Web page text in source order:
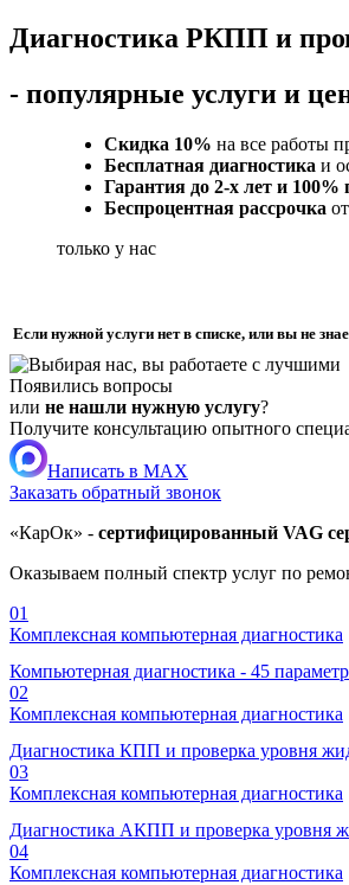
Диагностика РКПП и
- популярные услуги и
Скидка 10% на все работы
Бесплатная диагностика и
Гарантия до 2-х лет и 100%
Беспроцентная рассрочка
только у нас
Если нужной услуги нет в списке, или вы не
Появились вопросы
или не нашли нужную услугу?
Получите консультацию опытного
Написать в MAX
Заказать обратный звонок
«КарОк» - сертифицированный VAG
Оказываем полный спектр услуг по
01
Комплексная компьютерная диагностика
Компьютерная диагностика - 45
02
Комплексная компьютерная диагностика
Диагностика КПП и проверка уровня
03
Комплексная компьютерная диагностика
Диагностика АКПП и проверка уровня
04
Комплексная компьютерная диагностика